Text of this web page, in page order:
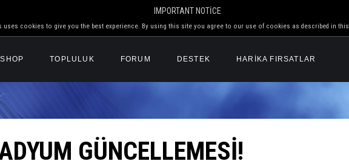
IMPORTANT NOTICE
uses cookies to give you the best experience. By using this site you agree to our use of cookies as described in this
TOPLULUK FORUM DESTEK HARİKA FIRSATLAR
GÜNCELLEMESI!